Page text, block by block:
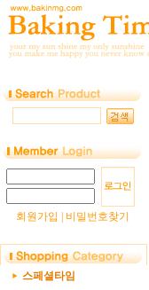
회원가입 비밀번호찾기
스페셜타임